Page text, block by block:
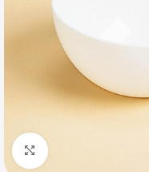
Clique para